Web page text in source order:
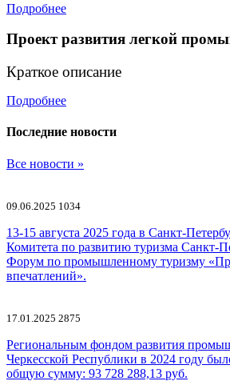
Подробнее
Проект развития легкой
Краткое описание
Подробнее
Последние новости
Все новости »
09.06.2025 1034
13-15 августа 2025 года в Санкт-
Комитета по развитию туризма Санкт-
Форум по промышленному туризму
впечатлений».
17.01.2025 2875
Региональным фондом развития
Черкесской Республики в 2024 году
общую сумму: 93 728 288,13 руб.